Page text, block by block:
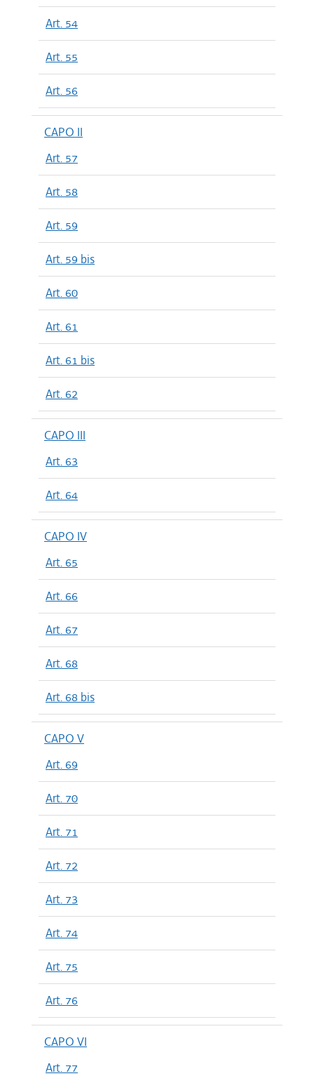
Art. 54
Art. 55
Art. 56
CAPO II
Art. 57
Art. 58
Art. 59
Art. 59 bis
Art. 60
Art. 61
Art. 61 bis
Art. 62
CAPO III
Art. 63
Art. 64
CAPO IV
Art. 65
Art. 66
Art. 67
Art. 68
Art. 68 bis
CAPO V
Art. 69
Art. 70
Art. 71
Art. 72
Art. 73
Art. 74
Art. 75
Art. 76
CAPO VI
Art. 77